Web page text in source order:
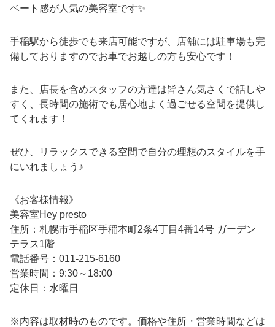
ベート感が人気の美容室です✨
手稲駅から徒歩でも来店可能ですが、店舗には駐車場も完
備しておりますのでお車でお越しの方も安心です！
また、店長を含めスタッフの方達は皆さん気さくで話しや
すく、長時間の施術でも居心地よく過ごせる空間を提供し
てくれます！
ぜひ、リラックスできる空間で自分の理想のスタイルを手
にいれましょう♪
《お客様情報》
美容室Hey presto
住所：札幌市手稲区手稲本町2条4丁目4番14号 ガーデン
テラス1階
電話番号：011-215-6160
営業時間：9:30～18:00
定休日：水曜日
※内容は取材時のものです。価格や住所・営業時間などは